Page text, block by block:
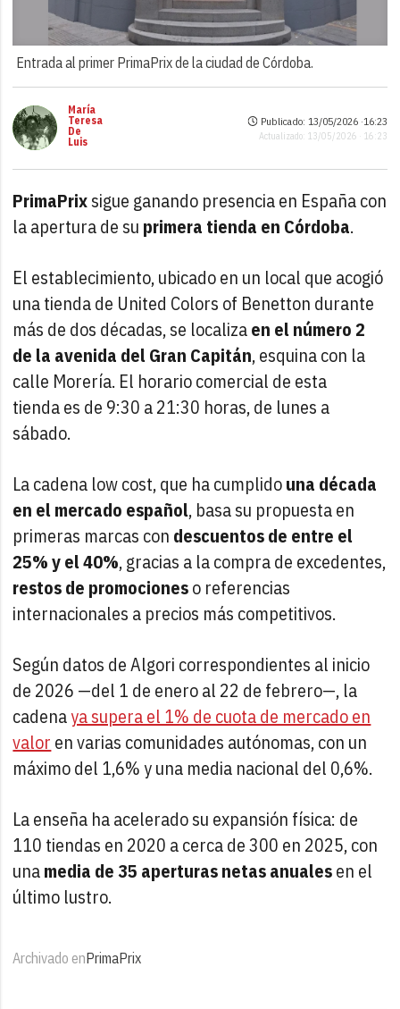
Entrada al primer PrimaPrix de la ciudad de Córdoba.
María
Teresa
De
Luis
Publicado: 13/05/2026 ·16:23
Actualizado: 13/05/2026 · 16:23
PrimaPrixsigue ganando presencia en España con
la apertura de su primera tienda en Córdoba.
El establecimiento, ubicado en un local que acogió
una tienda de United Colors of Benetton durante
más de dos décadas, se localizaen el número 2
de la avenida del Gran Capitán, esquina con la
calle Morería. El horario comercial de esta
tienda es de 9:30 a 21:30 horas, de lunes a
sábado.
La cadena low cost, que ha cumplidouna década
en el mercado español, basa su propuesta en
primeras marcas con descuentos de entre el
25% y el 40%, gracias a la compra de excedentes,
restos de promocioneso referencias
internacionales a precios más competitivos.
Según datos de Algori correspondientes al inicio
de 2026 —del 1 de enero al 22 de febrero—, la
cadenaya supera el 1% de cuota de mercado en
valor en varias comunidades autónomas, con un
máximo del 1,6% y una media nacional del 0,6%.
La enseña ha acelerado su expansión física: de
110 tiendas en 2020 a cerca de 300 en 2025, con
unamedia de 35 aperturas netas anualesen el
último lustro.
Archivado enPrimaPrix